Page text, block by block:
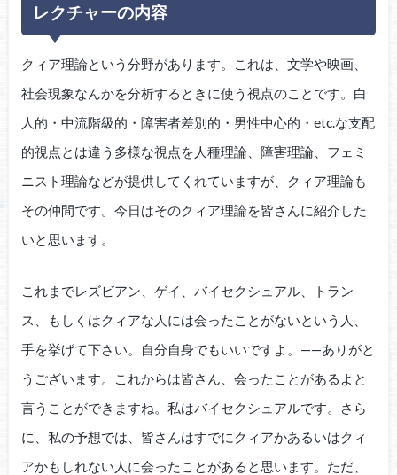
レクチャーの内容
クィア理論という分野があります。これは、文学や映画、
社会現象なんかを分析するときに使う視点のことです。白
人的・中流階級的・障害者差別的・男性中心的・etc.な支配
的視点とは違う多様な視点を人種理論、障害理論、フェミ
ニスト理論などが提供してくれていますが、クィア理論も
その仲間です。今日はそのクィア理論を皆さんに紹介した
いと思います。
これまでレズビアン、ゲイ、バイセクシュアル、トラン
ス、もしくはクィアな人には会ったことがないという人、
手を挙げて下さい。自分自身でもいいですよ。——ありがと
うございます。これからは皆さん、会ったことがあるよと
言うことができますね。私はバイセクシュアルです。さら
に、私の予想では、皆さんはすでにクィアかあるいはクィ
アかもしれない人に会ったことがあると思います。ただ、